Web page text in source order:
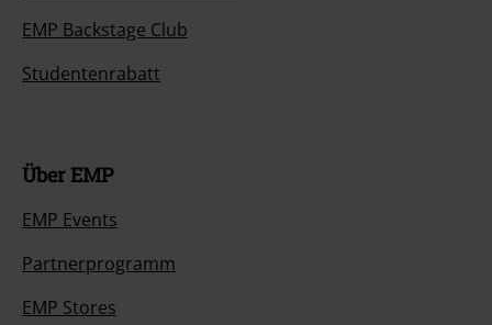
EMP Backstage Club
Studentenrabatt
Über EMP
EMP Events
Partnerprogramm
EMP Stores